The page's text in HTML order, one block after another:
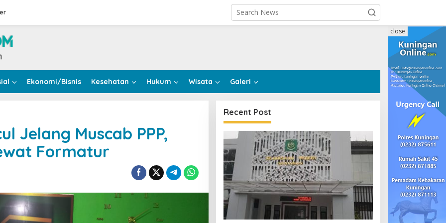
Ekonomi/Bisnis Kesehatan Hukum Wisata Galeri
close
Jelang Muscab PPP,
Formatur
Recent Post